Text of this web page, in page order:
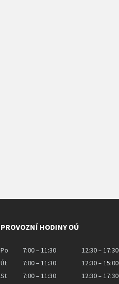
PROVOZNÍ HODINY OÚ
Po 7:00 – 11:30
12:30 – 17:30
Út
7:00 – 11:30
12:30 – 15:00
St
7:00 – 11:30 12:30 – 17:30